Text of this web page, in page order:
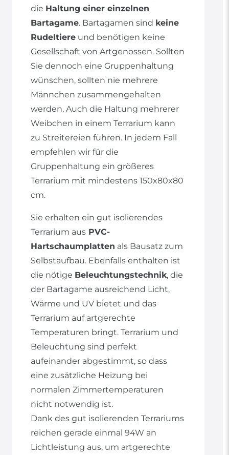
die Haltung einer einzelnen
Bartagame. Bartagamen sind keine
Rudeltiere und benötigen keine
Gesellschaft von Artgenossen. Sollten
Sie dennoch eine Gruppenhaltung
wünschen, sollten nie mehrere
Männchen zusammengehalten
werden. Auch die Haltung mehrerer
Weibchen in einem Terrarium kann
zu Streitereien führen. In jedem Fall
empfehlen wir für die
Gruppenhaltung ein größeres
Terrarium mit mindestens 150x80x80
cm.
Sie erhalten ein gut isolierendes
Terrarium aus PVC-
Hartschaumplatten als Bausatz zum
Selbstaufbau. Ebenfalls enthalten ist
die nötige Beleuchtungstechnik, die
der Bartagame ausreichend Licht,
Wärme und UV bietet und das
Terrarium auf artgerechte
Temperaturen bringt. Terrarium und
Beleuchtung sind perfekt
aufeinander abgestimmt, so dass
eine zusätzliche Heizung bei
normalen Zimmertemperaturen
nicht notwendig ist.
Dank des gut isolierenden Terrariums
reichen gerade einmal 94W an
Lichtleistung aus, um artgerechte